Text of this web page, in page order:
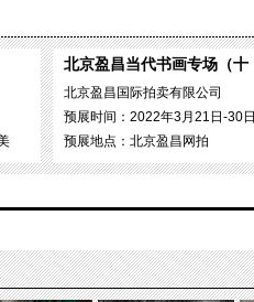
北京盈昌当代书画专场（十
北京盈昌国际拍卖有限公司
预展时间：2022年3月21日-30日
预展地点：北京盈昌网拍